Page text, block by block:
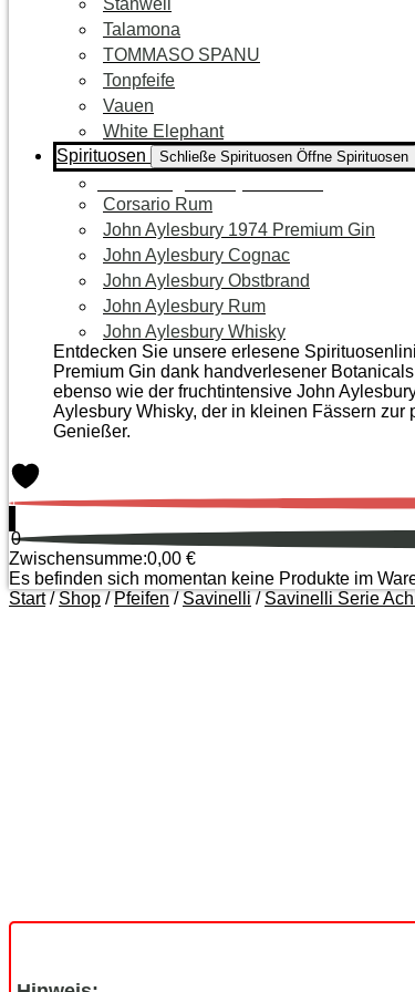
Stanwell
Talamona
TOMMASO SPANU
Tonpfeife
Vauen
White Elephant
Spirituosen
Schließe Spirituosen Öffne Spirituosen
Corsario Rum
John Aylesbury 1974 Premium Gin
John Aylesbury Cognac
John Aylesbury Obstbrand
John Aylesbury Rum
John Aylesbury Whisky
Entdecken Sie unsere erlesene
Premium Gin dank handverlesener
ebenso wie der frucht­intensive John
Aylesbury Whisky, der in kleinen Fässern
Genießer.
0
0
Zwischensumme:0,00 €
Es befinden sich momentan keine Produkte im
Start/ Shop / Pfeifen / Savinelli / Savinelli Serie